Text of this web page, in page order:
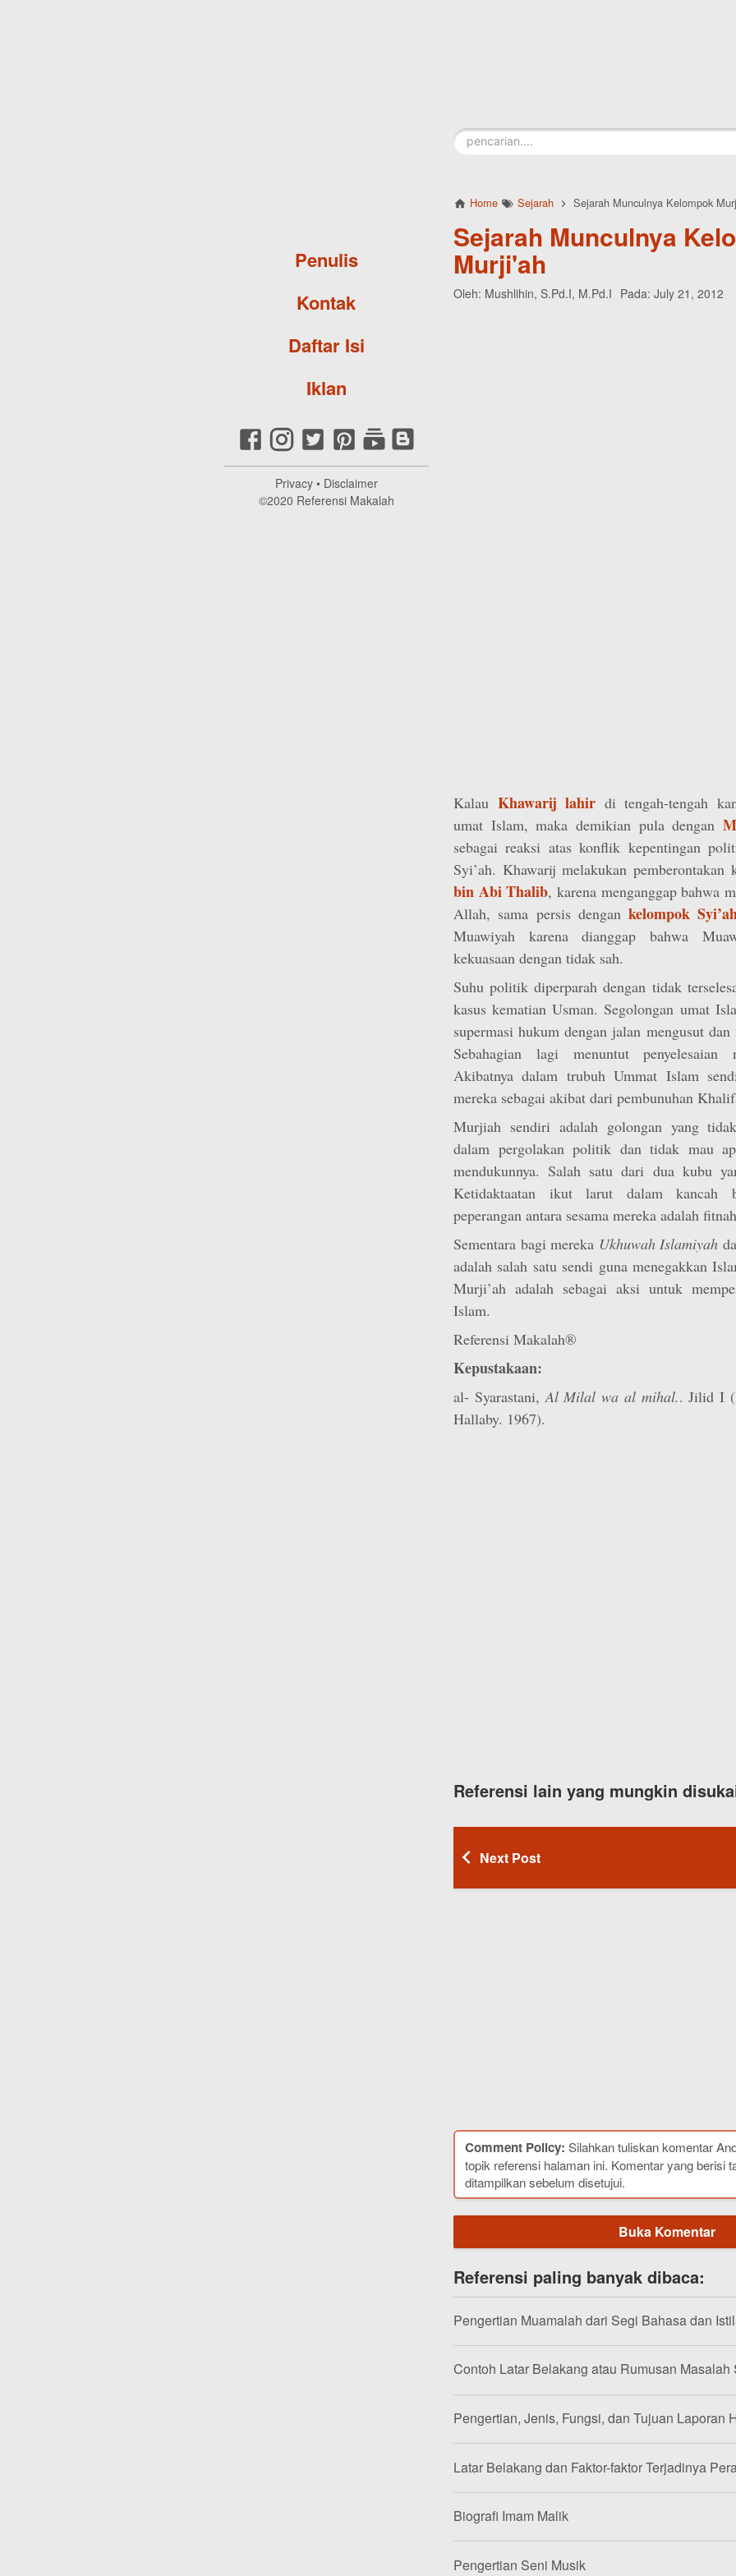
Penulis
Kontak
Daftar Isi
Iklan
Privacy• Disclaimer
©2020 Referensi Makalah
Home Sejarah Sejarah Munculnya Kelompok
Sejarah Munculnya
Murji'ah
Oleh: Mushlihin, S.Pd.I, M.Pd.I Pada: July 21, 2012
Kalau Khawarij lahir di tengah-tengah
umat Islam, maka demikian pula dengan
sebagai reaksi atas konflik kepentingan
Syi’ah. Khawarij melakukan
bin Abi Thalib, karena menganggap bahwa
Allah, sama persis dengan kelompok
Muawiyah karena dianggap bahwa
kekuasaan dengan tidak sah.
Suhu politik diperparah dengan tidak
kasus kematian Usman. Segolongan umat
supermasi hukum dengan jalan mengusut
Sebahagian lagi menuntut penyelesaian
Akibatnya dalam trubuh Ummat Islam
mereka sebagai akibat dari pembunuhan
Murjiah sendiri adalah golongan yang
dalam pergolakan politik dan tidak mau
mendukunnya. Salah satu dari dua kubu
Ketidaktaatan ikut larut dalam kancah
peperangan antara sesama mereka adalah
Sementara bagi mereka Ukhuwah Islamiyah
adalah salah satu sendi guna menegakkan
Murji’ah adalah sebagai aksi untuk
Islam.
Referensi Makalah®
Kepustakaan:
al- Syarastani, Al Milal wa al mihal.. Jilid I
Hallaby. 1967).
Referensi lain yang mungkin
Next Post
Comment Policy: Silahkan tuliskan komentar
topik referensi halaman ini. Komentar yang berisi
ditampilkan sebelum disetujui.
Buka Komentar
Referensi paling banyak dibaca:
Pengertian Muamalah dari Segi Bahasa dan
Contoh Latar Belakang atau Rumusan Masalah
Pengertian, Jenis, Fungsi, dan Tujuan Laporan
Latar Belakang dan Faktor-faktor Terjadinya
Biografi Imam Malik
Pengertian Seni Musik